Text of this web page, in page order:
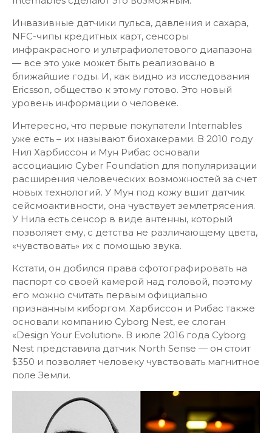
Инвазивные датчики пульса, давления и сахара,
NFC-чипы кредитных карт, сенсоры
инфракрасного и ультрафиолетового диапазона
— все это уже может быть реализовано в
ближайшие годы. И, как видно из исследования
Ericsson, общество к этому готово. Это новый
уровень информации о человеке.
Интересно, что первые покупатели Internables
уже есть – их называют биохакерами. В 2010 году
Нил Харбиссон и Мун Рибас основали
ассоциацию Cyber Foundation для популяризации
расширения человеческих возможностей за счет
новых технологий. У Мун под кожу вшит датчик
сейсмоактивности, она чувствует землетрясения.
У Нила есть сенсор в виде антенны, который
позволяет ему, с детства не различающему цвета,
«чувствовать» их с помощью звука.
Кстати, он добился права сфотографировать на
паспорт со своей камерой над головой, поэтому
его можно считать первым официально
признанным киборгом. Харбиссон и Рибас также
основали компанию Cyborg Nest, ее слоган
«Design Your Evolution». В июле 2016 года Cyborg
Nest представила датчик North Sense — он стоит
$350 и позволяет человеку чувствовать магнитное
поле Земли.